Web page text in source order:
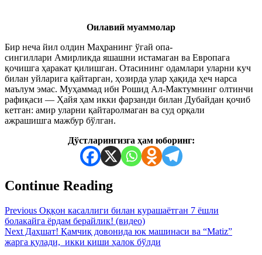
Оилавий муаммолар
Бир неча йил олдин Маҳранинг ўгай опа-
сингиллари Амирликда яшашни истамаган ва Европага
қочишга ҳаракат қилишган. Отасининг одамлари уларни куч
билан уйларига қайтарган, ҳозирда улар ҳақида ҳеч нарса
маълум эмас. Муҳаммад ибн Рошид Ал-Мактумнинг олтинчи
рафиқаси — Ҳайя ҳам икки фарзанди билан Дубайдан қочиб
кетган: амир уларни қайтаролмаган ва суд орқали
ажрашишга мажбур бўлган.
Дўстларингизга ҳам юборинг:
Continue Reading
Previous Оққон касаллиги билан курашаётган 7 ёшли
болакайга ёрдам берайлик! (видео)
Next Даҳшат! Қамчиқ довонида юк машинаси ва “Matiz”
жарга қулади, икки киши ҳалок бўлди